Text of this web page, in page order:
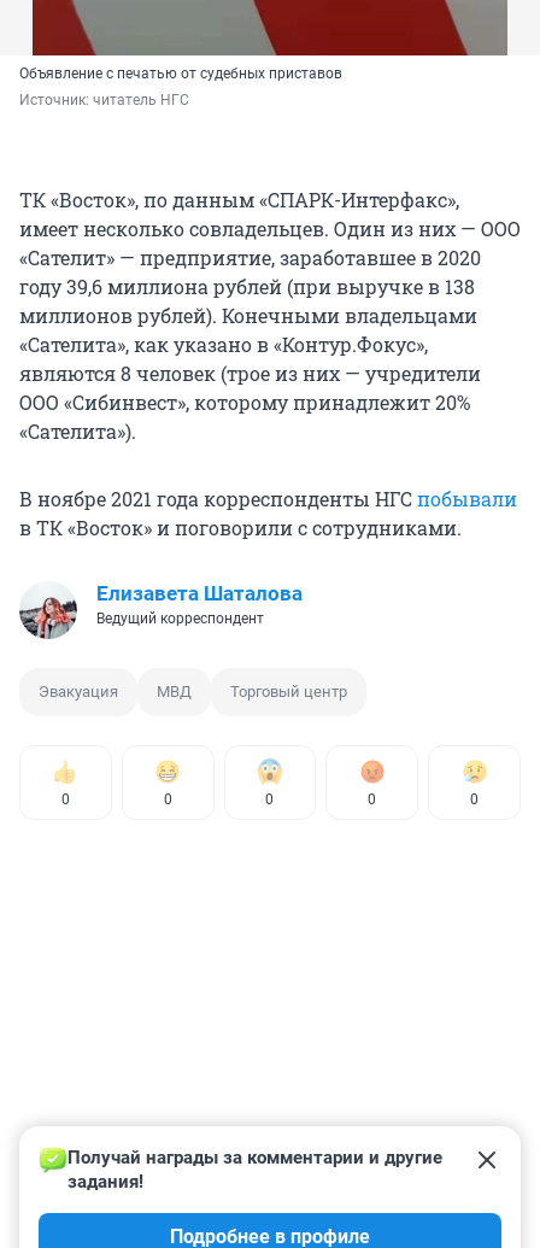
Объявление с печатью от судебных приставов
Источник: читатель НГС
ТК «Восток», по данным «СПАРК-Интерфакс»,
имеет несколько совладельцев. Один из них — ООО
«Сателит» — предприятие, заработавшее в 2020
году 39,6 миллиона рублей (при выручке в 138
миллионов рублей). Конечными владельцами
«Сателита», как указано в «Контур.Фокус»,
являются 8 человек (трое из них — учредители
ООО «Сибинвест», которому принадлежит 20%
«Сателита»).
В ноябре 2021 года корреспонденты НГСпобывали
в ТК «Восток» и поговорили с сотрудниками.
Елизавета Шаталова
Ведущий корреспондент
Эвакуация МВД Торговый центр
0 0 0 0 0
Получай награды за комментарии и другие
задания!
Подробнее в профиле